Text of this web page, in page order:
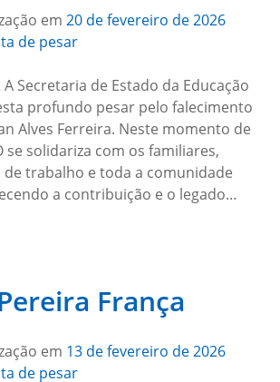
em 20 de fevereiro de 2026
de pesar
A Secretaria de Estado da Educação
profundo pesar pelo falecimento
Alves Ferreira. Neste momento de
se solidariza com os familiares,
de trabalho e toda a comunidade
a contribuição e o legado…
França
em 13 de fevereiro de 2026
de pesar